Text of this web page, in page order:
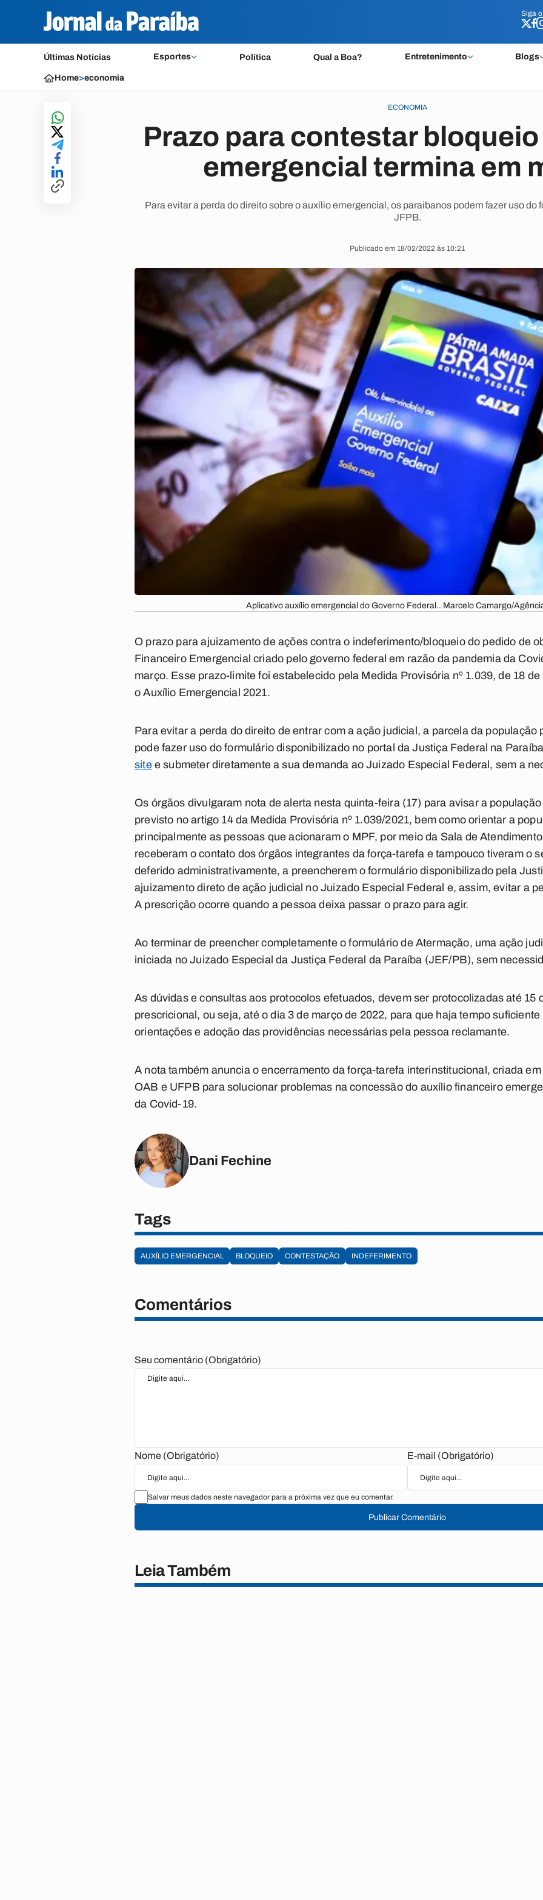
Siga o
Últimas Notícias Esportes Política Qual a Boa? Entretenimento Blogs
Siga o
Home>economia
ECONOMIA
Prazo para contestar
emergencial termina em
Para evitar a perda do direito sobre o auxílio emergencial, os paraibanos podem fazer uso
JFPB.
Publicado em 18/02/2022 às 10:21
Aplicativo auxílio emergencial do Governo Federal.. Marcelo Camargo/
O prazo para ajuizamento de ações contra o indeferimento/bloqueio do pedido de
Financeiro Emergencial criado pelo governo federal em razão da pandemia da
março. Esse prazo-limite foi estabelecido pela Medida Provisória nº 1.039, de 18
o Auxílio Emergencial 2021.
Para evitar a perda do direito de entrar com a ação judicial, a parcela da
pode fazer uso do formulário disponibilizado no portal da Justiça Federal na
site e submeter diretamente a sua demanda ao Juizado Especial Federal, sem a
Os órgãos divulgaram nota de alerta nesta quinta-feira (17) para avisar a
previsto no artigo 14 da Medida Provisória nº 1.039/2021, bem como orientar a
principalmente as pessoas que acionaram o MPF, por meio da Sala de
receberam o contato dos órgãos integrantes da força-tarefa e tampouco tiveram o
deferido administrativamente, a preencherem o formulário disponibilizado pela
ajuizamento direto de ação judicial no Juizado Especial Federal e, assim, evitar a
A prescrição ocorre quando a pessoa deixa passar o prazo para agir.
Ao terminar de preencher completamente o formulário de Atermação, uma ação
iniciada no Juizado Especial da Justiça Federal da Paraíba (JEF/PB), sem
As dúvidas e consultas aos protocolos efetuados, devem ser protocolizadas até 15
prescricional, ou seja, até o dia 3 de março de 2022, para que haja tempo
orientações e adoção das providências necessárias pela pessoa reclamante.
A nota também anuncia o encerramento da força-tarefa interinstitucional, criada
OAB e UFPB para solucionar problemas na concessão do auxílio financeiro
da Covid-19.
Dani Fechine
Tags
AUXÍLIO EMERGENCIAL BLOQUEIO CONTESTAÇÃO INDEFERIMENTO
Comentários
Seu comentário (Obrigatório)
Nome (Obrigatório) E-mail (Obrigatório)
Salvar meus dados neste navegador para a próxima vez que eu comentar.
Publicar Comentário
Leia Também